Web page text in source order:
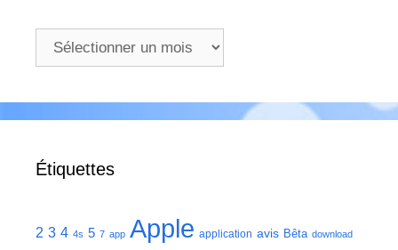
Archives
Étiquettes
2 3 4 4s 5 7 app Apple application avis Bêta download